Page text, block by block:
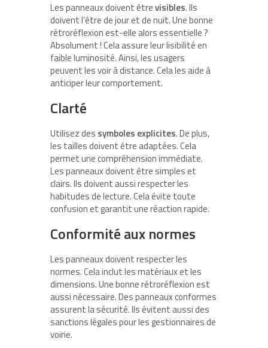
Les panneaux doivent êtrevisibles. Ils
doivent l’être de jour et de nuit. Une bonne
rétroréflexion est-elle alors essentielle ?
Absolument ! Cela assure leur lisibilité en
faible luminosité. Ainsi, les usagers
peuvent les voir à distance. Cela les aide à
anticiper leur comportement.
Clarté
Utilisez des symboles explicites. De plus,
les tailles doivent être adaptées. Cela
permet une compréhension immédiate.
Les panneaux doivent être simples et
clairs. Ils doivent aussi respecter les
habitudes de lecture. Cela évite toute
confusion et garantit une réaction rapide.
Conformité aux normes
Les panneaux doivent respecter les
normes. Cela inclut les matériaux et les
dimensions. Une bonne rétroréflexion est
aussi nécessaire. Des panneaux conformes
assurent la sécurité. Ils évitent aussi des
sanctions légales pour les gestionnaires de
voirie.